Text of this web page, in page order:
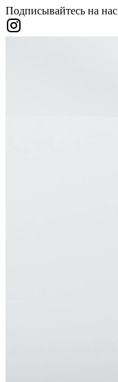
Подписывайтесь на нас